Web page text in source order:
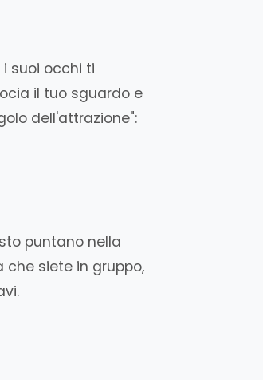
suoi occhi ti
il tuo sguardo e
dell'attrazione":
puntano nella
che siete in gruppo,